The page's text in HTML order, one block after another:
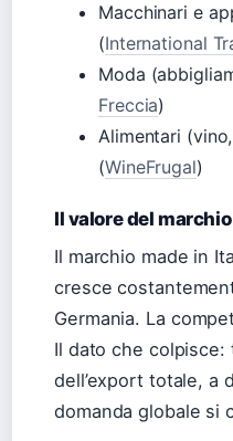
Macchinari e
(International
Moda
Freccia)
Alimentari
(WineFrugal)
Il valore del
Il marchio made in
cresce
Germania. La
Il dato che
dell’export totale, a
domanda globale si